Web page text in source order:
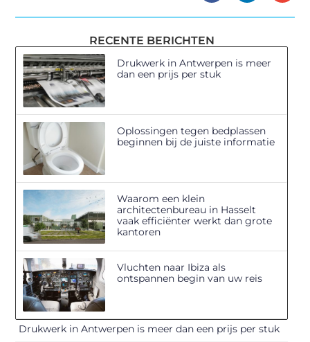
RECENTE BERICHTEN
Drukwerk in Antwerpen is meer
dan een prijs per stuk
Oplossingen tegen bedplassen
beginnen bij de juiste informatie
Waarom een klein
architectenbureau in Hasselt
vaak efficiënter werkt dan grote
kantoren
Vluchten naar Ibiza als
ontspannen begin van uw reis
Drukwerk in Antwerpen is meer dan een prijs per stuk